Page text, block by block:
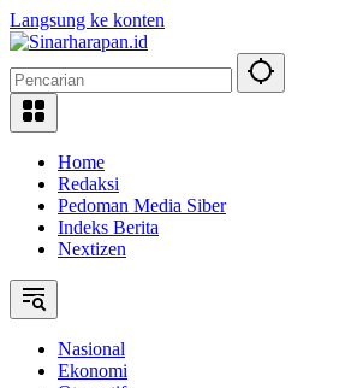
Langsung ke konten
Home
Redaksi
Pedoman Media Siber
Indeks Berita
Nextizen
Nasional
Ekonomi